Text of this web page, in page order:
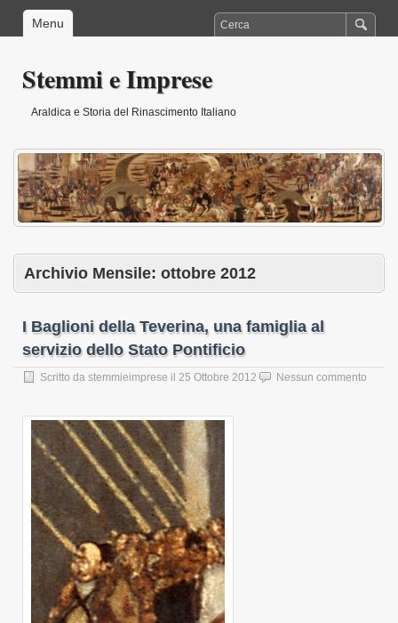
Menu
Stemmi e Imprese
Araldica e Storia del Rinascimento Italiano
Archivio Mensile: ottobre 2012
I Baglioni della Teverina, una famiglia al
servizio dello Stato Pontificio
Scritto da stemmieimprese il 25 Ottobre 2012 Nessun commento